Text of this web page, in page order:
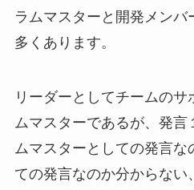
ラムマスターと開発メンバ
多くあります。
リーダーとしてチームのサ
ムマスターであるが、発言
ムマスターとしての発言な
ての発言なのか分からない